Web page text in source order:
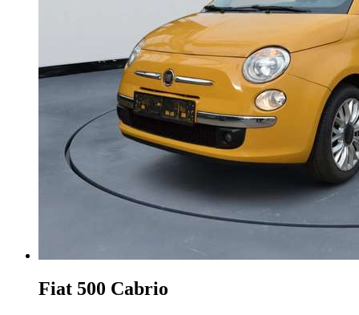
Fiat 500 Cabrio